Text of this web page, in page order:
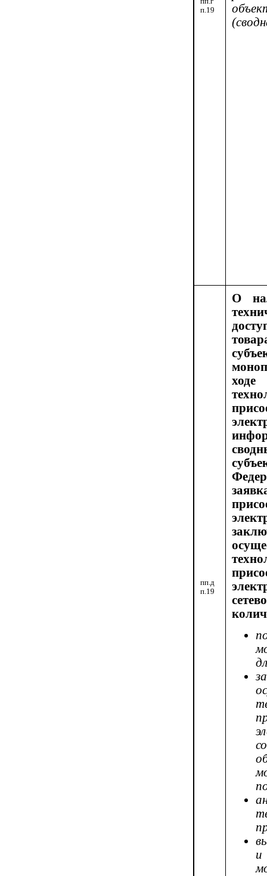
п.19
пп.д
п.19
О
ходе